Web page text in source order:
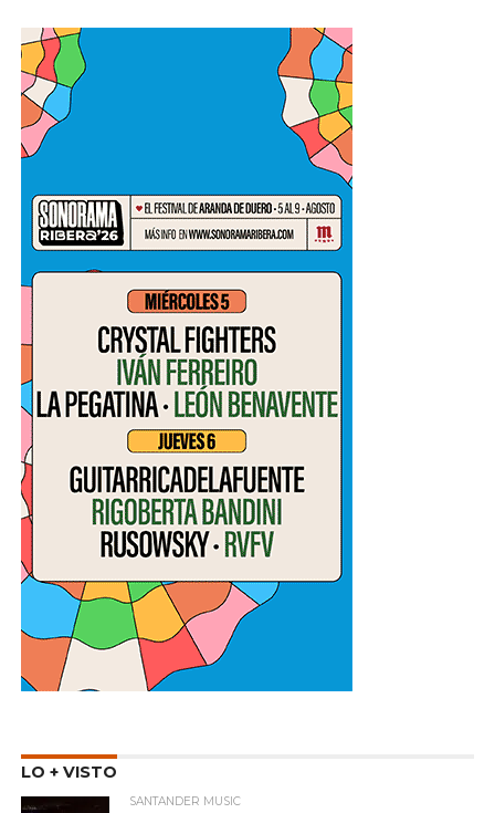
LO + VISTO
SANTANDER MUSIC